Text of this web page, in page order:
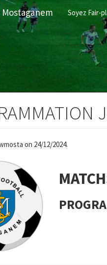
Soyez Fair-
on 24/12/2024.